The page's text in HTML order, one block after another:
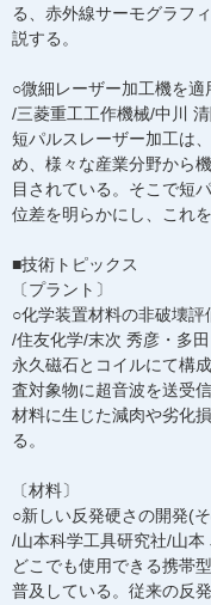
る、赤外線サーモグラフ
説する。
○微細レーザー加工機を
/三菱重工工作機械/中川
短パルスレーザー加工は
め、様々な産業分野から
目されている。そこで短
位差を明らかにし、これ
■技術トピックス
〔プラント〕
○化学装置材料の非破壊評
/住友化学/末次 秀彦・多
永久磁石とコイルにて構
査対象物に超音波を送受
材料に生じた減肉や劣化
る。
〔材料〕
○新しい反発硬さの開発(
/山本科学工具研究社/山
どこでも使用できる携帯
普及している。従来の反